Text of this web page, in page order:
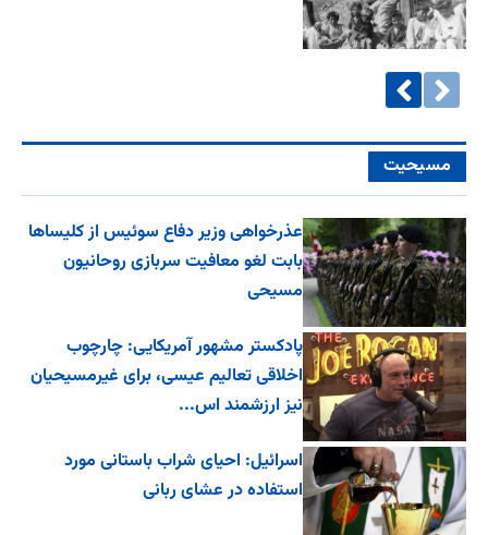
مسیحیت
عذرخواهی وزیر دفاع سوئیس از کلیساها
بابت لغو معافیت سربازی روحانیون
مسیحی
پادکستر مشهور آمریکایی: چارچوب
اخلاقی تعالیم عیسی، برای غیرمسیحیان
نیز ارزشمند اس...
اسرائیل: احیای شراب باستانی مورد
استفاده در عشای ربانی